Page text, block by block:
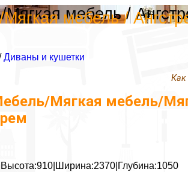
мебель /
мебель /
Диваны и кушетки
Как
Мягкая мебель/